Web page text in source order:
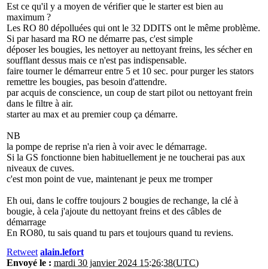
Est ce qu'il y a moyen de vérifier que le starter est bien au
maximum ?
Les RO 80 dépolluées qui ont le 32 DDITS ont le même problème.
Si par hasard ma RO ne démarre pas, c'est simple
déposer les bougies, les nettoyer au nettoyant freins, les sécher en
soufflant dessus mais ce n'est pas indispensable.
faire tourner le démarreur entre 5 et 10 sec. pour purger les stators
remettre les bougies, pas besoin d'attendre.
par acquis de conscience, un coup de start pilot ou nettoyant frein
dans le filtre à air.
starter au max et au premier coup ça démarre.
NB
la pompe de reprise n'a rien à voir avec le démarrage.
Si la GS fonctionne bien habituellement je ne toucherai pas aux
niveaux de cuves.
c'est mon point de vue, maintenant je peux me tromper
Eh oui, dans le coffre toujours 2 bougies de rechange, la clé à
bougie, à cela j'ajoute du nettoyant freins et des câbles de
démarrage
En RO80, tu sais quand tu pars et toujours quand tu reviens.
Retweet alain.lefort
Envoyé le : mardi 30 janvier 2024 15:26:38(UTC)